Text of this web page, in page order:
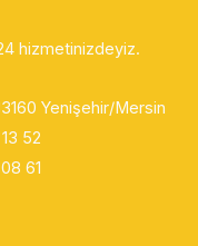
hizmetinizdeyiz.
Yenişehir/Mersin
52
61